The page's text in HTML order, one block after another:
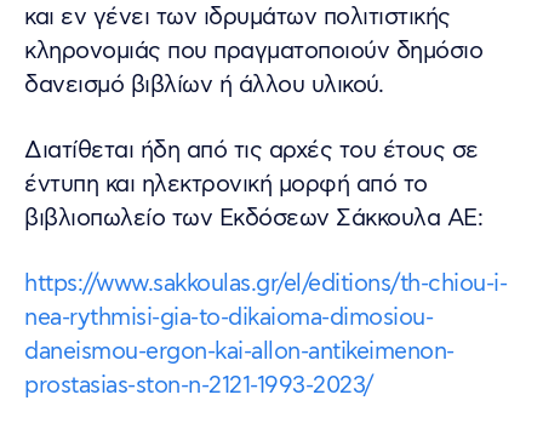
και εν γένει των ιδρυμάτων πολιτιστικής
κληρονομιάς που πραγματοποιούν δημόσιο
δανεισμό βιβλίων ή άλλου υλικού.
Διατίθεται ήδη από τις αρχές του έτους σε
έντυπη και ηλεκτρονική μορφή από το
βιβλιοπωλείο των Εκδόσεων Σάκκουλα ΑΕ:
https://www.sakkoulas.gr/el/editions/th-chiou-i-
nea-rythmisi-gia-to-dikaioma-dimosiou-
daneismou-ergon-kai-allon-antikeimenon-
prostasias-ston-n-2121-1993-2023/